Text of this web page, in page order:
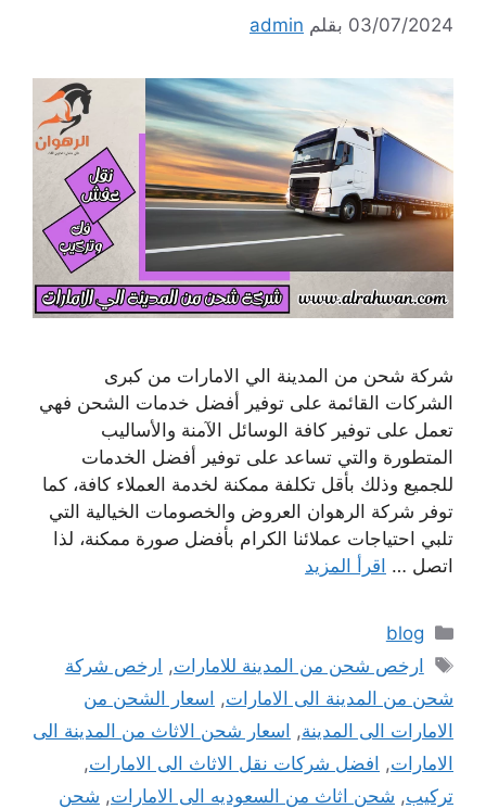
03/07/2024 بقلم admin
شركة شحن من المدينة الي الامارات من كبرى
الشركات القائمة على توفير أفضل خدمات الشحن فهي
تعمل على توفير كافة الوسائل الآمنة والأساليب
المتطورة والتي تساعد على توفير أفضل الخدمات
للجميع وذلك بأقل تكلفة ممكنة لخدمة العملاء كافة، كما
توفر شركة الرهوان العروض والخصومات الخيالية التي
تلبي احتياجات عملائنا الكرام بأفضل صورة ممكنة، لذا
اتصل … اقرأ المزيد
التصنيفات
blog
الوسوم
ارخص شحن من المدينة للامارات, ارخص شركة
شحن من المدينة الى الامارات, اسعار الشحن من
الامارات الى المدينة, اسعار شحن الاثاث من المدينة الى
الامارات, افضل شركات نقل الاثاث الى الامارات,
تركيب, شحن اثاث من السعوديه الى الامارات, شحن